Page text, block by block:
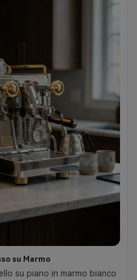
su Marmo
su piano in marmo bianco